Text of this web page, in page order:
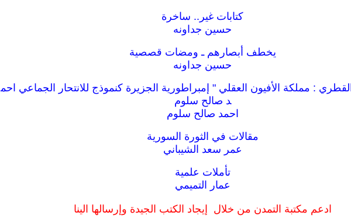
كتابات غير.. ساخرة
حسين جداونه
يخطف أبصارهم ـ ومضات قصصية
حسين جداونه
: مملكة الأفيون العقلي " إمبراطورية الجزيرة كنموذج للانتحار الجماعي احم
د صالح سلوم
احمد صالح سلوم
مقالات في الثورة السورية
عمر سعد الشيباني
تأملات علمية
عمار التميمي
ادعم مكتبة التمدن من خلال إيجاد الكتب الجيدة وإرسالها الينا